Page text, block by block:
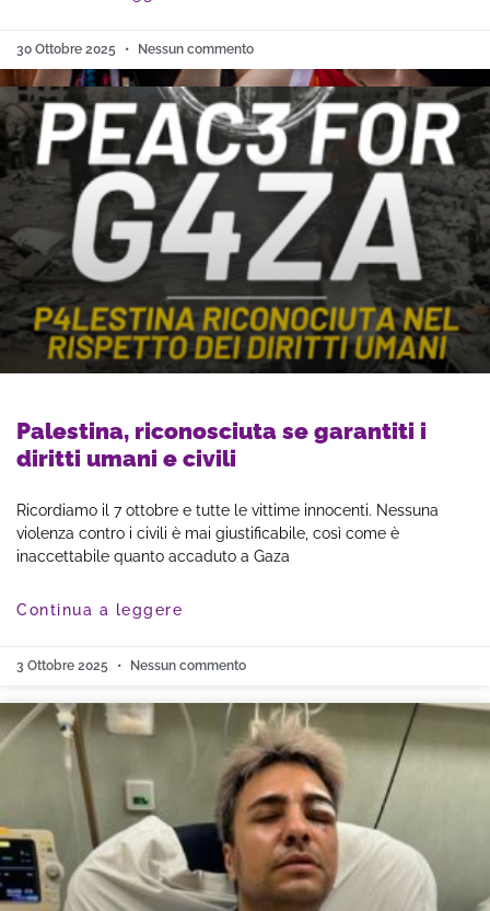
30 Ottobre 2025 Nessun commento
Palestina, riconosciuta se garantiti i
diritti umani e civili
Ricordiamo il 7 ottobre e tutte le vittime innocenti. Nessuna
violenza contro i civili è mai giustificabile, così come è
inaccettabile quanto accaduto a Gaza
Continua a leggere
3 Ottobre 2025 Nessun commento